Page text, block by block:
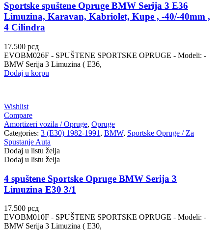
Sportske spuštene Opruge BMW Serija 3 E36
Limuzina, Karavan, Kabriolet, Kupe , -40/-40mm ,
4 Cilindra
17.500 рсд
EVOBM026F - SPUŠTENE SPORTSKE OPRUGE - Modeli: -
BMW Serija 3 Limuzina ( E36,
Dodaj u korpu
Wishlist
Compare
Amortizeri vozila / Opruge, Opruge
Categories: 3 (E30) 1982-1991 , BMW, Sportske Opruge / Za
Spustanje Auta
Dodaj u listu želja
Dodaj u listu želja
4 spuštene Sportske Opruge BMW Serija 3
Limuzina E30 3/1
17.500 рсд
EVOBM010F - SPUŠTENE SPORTSKE OPRUGE - Modeli: -
BMW Serija 3 Limuzina ( E30,